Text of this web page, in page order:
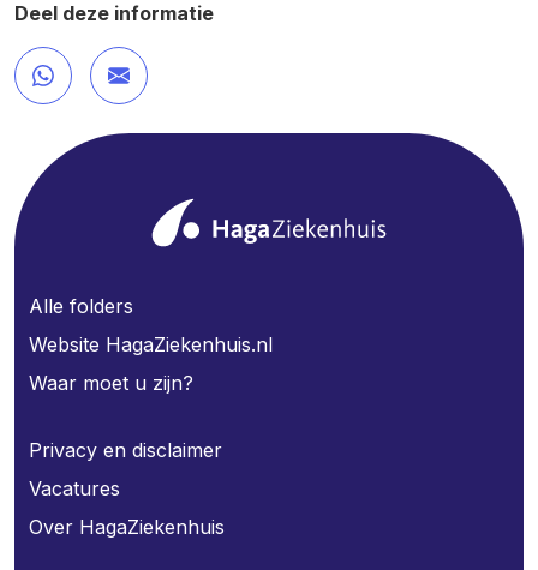
Deel deze informatie
Alle folders
Website HagaZiekenhuis.nl
Waar moet u zijn?
Privacy en disclaimer
Vacatures
Over HagaZiekenhuis